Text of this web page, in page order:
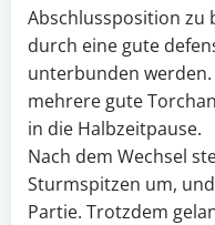
Abschlussposition zu
durch eine gute
unterbunden
mehrere gute
in die Halbzeitpause.
Nach dem Wechsel
Sturmspitzen um,
Partie. Trotzdem